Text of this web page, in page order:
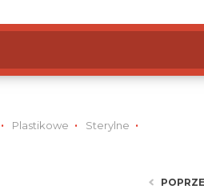
Plastikowe
Sterylne